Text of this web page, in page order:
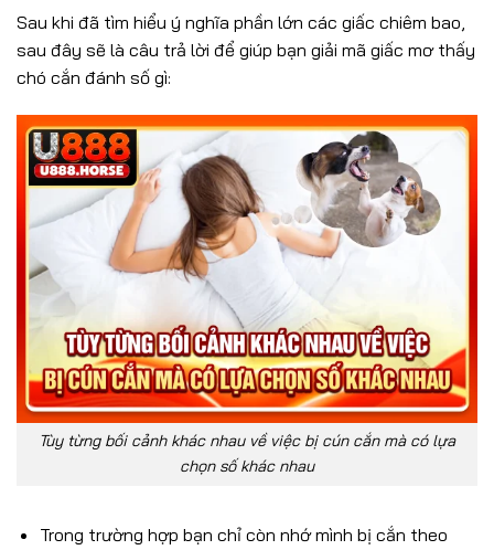
Sau khi đã tìm hiểu ý nghĩa phần lớn các giấc chiêm bao,
sau đây sẽ là câu trả lời để giúp bạn giải mã giấc mơ thấy
chó cắn đánh số gì:
Tùy từng bối cảnh khác nhau về việc bị cún cắn mà có lựa
chọn số khác nhau
Trong trường hợp bạn chỉ còn nhớ mình bị cắn theo